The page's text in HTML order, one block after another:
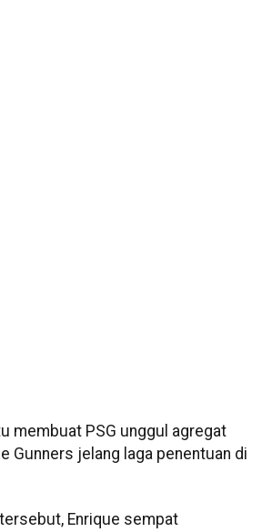
membuat PSG unggul agregat
Gunners jelang laga penentuan di
Enrique sempat